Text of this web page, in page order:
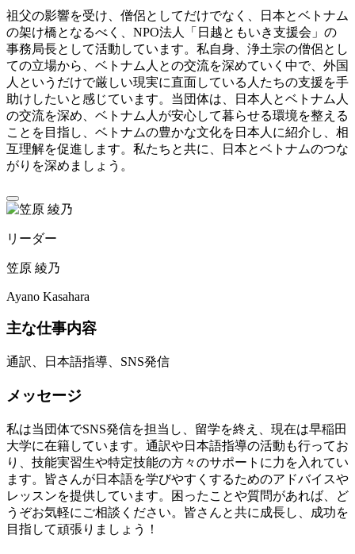
祖父の影響を受け、僧侶としてだけでなく、日本とベトナム
の架け橋となるべく、NPO法人「日越ともいき支援会」の
事務局長として活動しています。私自身、浄土宗の僧侶とし
ての立場から、ベトナム人との交流を深めていく中で、外国
人というだけで厳しい現実に直面している人たちの支援を手
助けしたいと感じています。当団体は、日本人とベトナム人
の交流を深め、ベトナム人が安心して暮らせる環境を整える
ことを目指し、ベトナムの豊かな文化を日本人に紹介し、相
互理解を促進します。私たちと共に、日本とベトナムのつな
がりを深めましょう。
リーダー
笠原 綾乃
Ayano Kasahara
主な仕事内容
通訳、日本語指導、SNS発信
メッセージ
私は当団体でSNS発信を担当し、留学を終え、現在は早稲田
大学に在籍しています。通訳や日本語指導の活動も行ってお
り、技能実習生や特定技能の方々のサポートに力を入れてい
ます。皆さんが日本語を学びやすくするためのアドバイスや
レッスンを提供しています。困ったことや質問があれば、ど
うぞお気軽にご相談ください。皆さんと共に成長し、成功を
目指して頑張りましょう！